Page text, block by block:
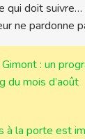
qui doit
ne pardonne
: un
du mois d’août
à la porte est